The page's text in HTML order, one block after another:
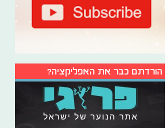
הורדתם כבר את האפליקציה?